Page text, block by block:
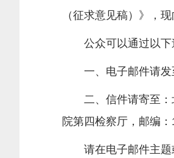
（征求意见稿）》，
公众可以通过以下
一、电子邮件请发
二、信件请寄至：北
院第四检察厅，邮编：
请在电子邮件主题或